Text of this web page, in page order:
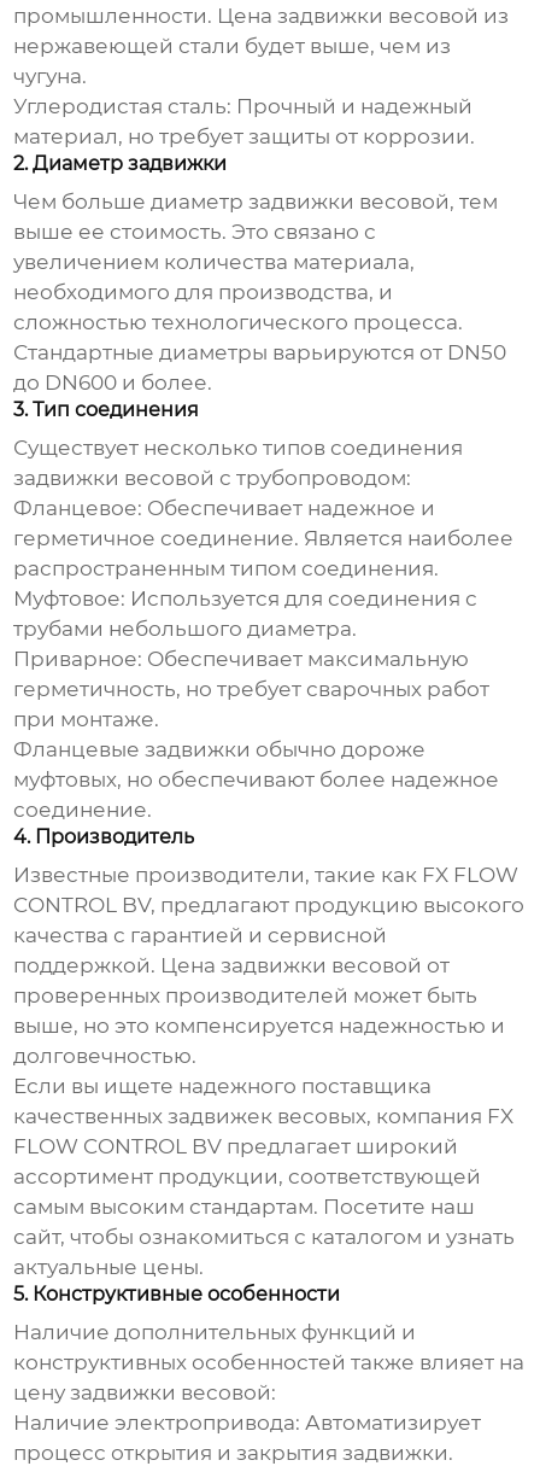
промышленности. Цена задвижки весовой из
нержавеющей стали будет выше, чем из
чугуна.
Углеродистая сталь: Прочный и надежный
материал, но требует защиты от коррозии.
2. Диаметр задвижки
Чем больше диаметрзадвижки весовой, тем
выше ее стоимость. Это связано с
увеличением количества материала,
необходимого для производства, и
сложностью технологического процесса.
Стандартные диаметры варьируются от DN50
до DN600 и более.
3. Тип соединения
Существует несколько типов соединения
задвижки весовой с трубопроводом:
Фланцевое: Обеспечивает надежное и
герметичное соединение. Является наиболее
распространенным типом соединения.
Муфтовое: Используется для соединения с
трубами небольшого диаметра.
Приварное: Обеспечивает максимальную
герметичность, но требует сварочных работ
при монтаже.
Фланцевые задвижки обычно дороже
муфтовых, но обеспечивают более надежное
соединение.
4. Производитель
Известные производители, такие как FX FLOW
CONTROL BV, предлагают продукцию высокого
качества с гарантией и сервисной
поддержкой. Цена задвижки весовой от
проверенных производителей может быть
выше, но это компенсируется надежностью и
долговечностью.
Если вы ищете надежного поставщика
качественныхзадвижек весовых, компания FX
FLOW CONTROL BV предлагает широкий
ассортимент продукции, соответствующей
самым высоким стандартам. Посетите наш
сайт, чтобы ознакомиться с каталогом и узнать
актуальные цены.
5. Конструктивные особенности
Наличие дополнительных функций и
конструктивных особенностей также влияет на
цену задвижки весовой:
Наличие электропривода: Автоматизирует
процесс открытия и закрытия задвижки.